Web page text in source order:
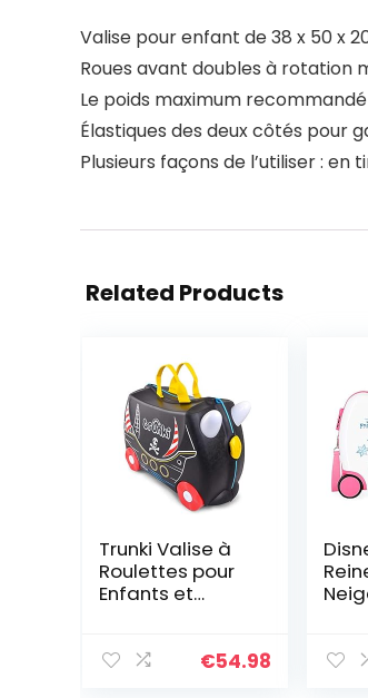
Valise pour enfant de 38 x 50 x
Roues avant doubles à rotation
Le poids maximum
Élastiques des deux côtés pour
Plusieurs façons de l’utiliser :
Related Products
Trunki Valise à
Roulettes pour
Enfants et
Valise à
€54.98